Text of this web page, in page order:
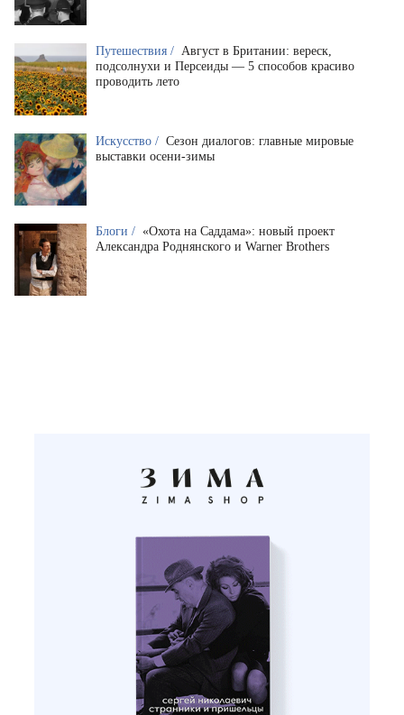
Путешествия / Август в Британии: вереск,
подсолнухи и Персеиды — 5 способов красиво
проводить лето
Искусство / Сезон диалогов: главные мировые
выставки осени-зимы
Блоги / «Охота на Саддама»: новый проект
Александра Роднянского и Warner Brothers